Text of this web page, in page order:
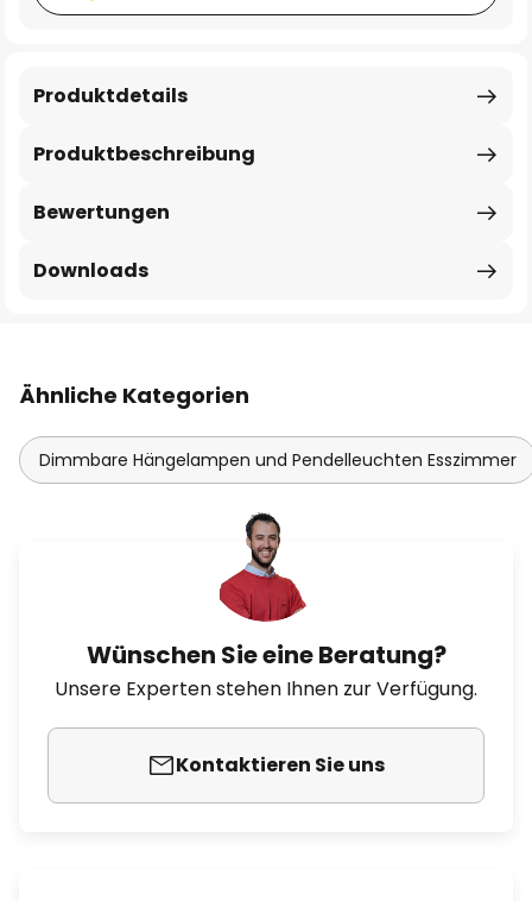
Produktbeschreibung
Produktdetails
Bewertungen
Downloads
Ähnliche Kategorien
Dimmbare Hängelampen und Pendelleuchten Esszimmer
Wünschen Sie eine Beratung?
Unsere Experten stehen Ihnen zur Verfügung.
Kontaktieren Sie uns